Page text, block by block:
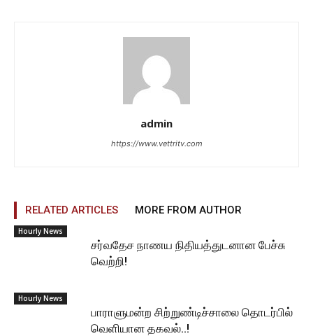
admin
https://www.vettritv.com
RELATED ARTICLES MORE FROM AUTHOR
Hourly News
சர்வதேச நாணய நிதியத்துடனான பேச்சு
வெற்றி!
Hourly News
பாராளுமன்ற சிற்றுண்டிச்சாலை தொடர்பில்
வெளியான தகவல்..!